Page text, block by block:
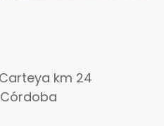
km 24
Córdoba